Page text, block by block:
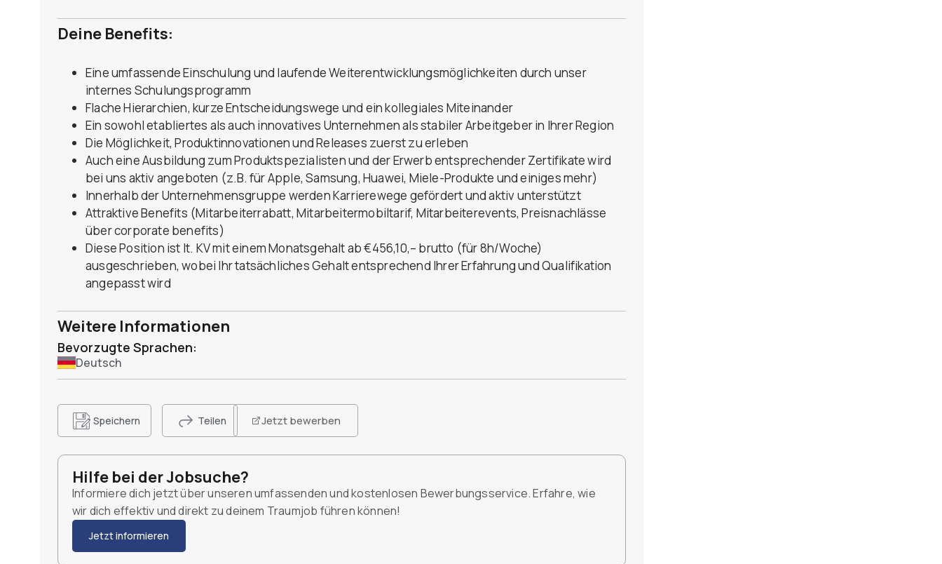
Deine Benefits:
Eine umfassende Einschulung und laufende Weiterentwicklungsmöglichkeiten durch unser
internes Schulungsprogramm
Flache Hierarchien, kurze Entscheidungswege und ein kollegiales Miteinander
Ein sowohl etabliertes als auch innovatives Unternehmen als stabiler Arbeitgeber in Ihrer Region
Die Möglichkeit, Produktinnovationen und Releases zuerst zu erleben
Auch eine Ausbildung zum Produktspezialisten und der Erwerb entsprechender Zertifikate wird
bei uns aktiv angeboten (z.B. für Apple, Samsung, Huawei, Miele-Produkte und einiges mehr)
Innerhalb der Unternehmensgruppe werden Karrierewege gefördert und aktiv unterstützt
Attraktive Benefits (Mitarbeiterrabatt, Mitarbeitermobiltarif, Mitarbeiterevents, Preisnachlässe
über corporate benefits)
Diese Position ist lt. KV mit einem Monatsgehalt ab €456,10,– brutto (für 8h/Woche)
ausgeschrieben, wobei Ihr tatsächliches Gehalt entsprechend Ihrer Erfahrung und Qualifikation
angepasst wird
Weitere Informationen
Bevorzugte Sprachen:
Deutsch
Speichern Teilen Jetzt bewerben
Hilfe bei der Jobsuche?
Informiere dich jetzt über unseren umfassenden und kostenlosen Bewerbungsservice. Erfahre, wie
wir dich effektiv und direkt zu deinem Traumjob führen können!
Jetzt informieren